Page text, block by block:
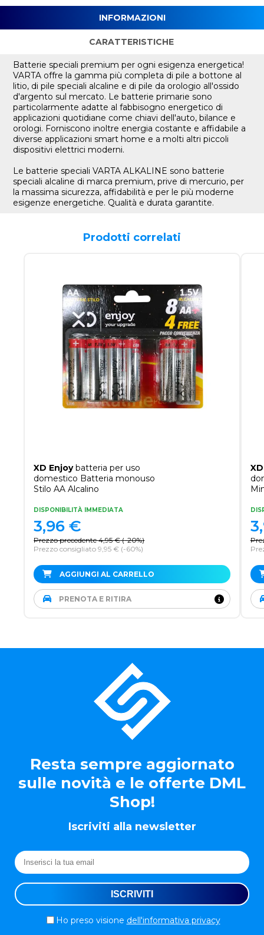
INFORMAZIONI
CARATTERISTICHE
Batterie speciali premium per ogni esigenza energetica!
VARTA offre la gamma più completa di pile a bottone al
litio, di pile speciali alcaline e di pile da orologio all'ossido
d'argento sul mercato. Le batterie primarie sono
particolarmente adatte al fabbisogno energetico di
applicazioni quotidiane come chiavi dell'auto, bilance e
orologi. Forniscono inoltre energia costante e affidabile a
diverse applicazioni smart home e a molti altri piccoli
dispositivi elettrici moderni.
Le batterie speciali VARTA ALKALINE sono batterie
speciali alcaline di marca premium, prive di mercurio, per
la massima sicurezza, affidabilità e per le più moderne
esigenze energetiche. Qualità e durata garantite.
Prodotti correlati
XD Enjoybatteria per uso
domestico Batteria monouso
Stilo AA Alcalino
DISPONIBILITÀ IMMEDIATA
Prezzo precedente 4,95 € (-20%)
Prezzo consigliato 9,95 € (-60%)
3,96 €
AGGIUNGI AL CARRELLO
PRENOTA E RITIRA
Resta sempre aggiornato
sulle novità e le offerte DML
Shop!
Iscriviti alla newsletter
Ho preso visione dell'informativa privacy